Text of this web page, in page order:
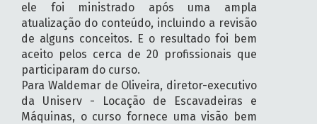
ele foi ministrado após uma ampla
atualização do conteúdo, incluindo a revisão
de alguns conceitos. E o resultado foi bem
aceito pelos cerca de 20 profissionais que
participaram do curso.
Para Waldemar de Oliveira, diretor-executivo
da Uniserv - Locação de Escavadeiras e
Máquinas, o curso fornece uma visão bem